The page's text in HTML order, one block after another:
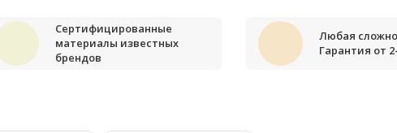
Сертифицированные
материалы известных
брендов
Любая
Гарантия от